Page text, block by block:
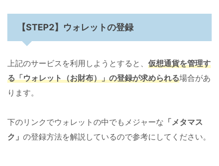
【STEP2】ウォレットの登録
上記のサービスを利用しようとすると、 仮想通貨を管理す
る「ウォレット（お財布）」の登録が求められる場合があ
ります。
下のリンクでウォレットの中でもメジャーな 「メタマス
ク」 の登録方法を解説しているので参考にしてください。